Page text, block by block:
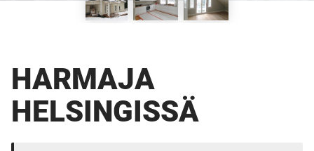
HARMAJA
HELSINGISSÄ